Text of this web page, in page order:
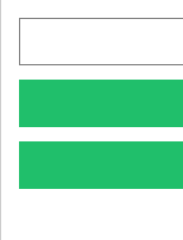
Publikováno: 16.08.2016 |
Vše o ohýbání a
search
Číst více
Publikováno: 16.08.2016 |